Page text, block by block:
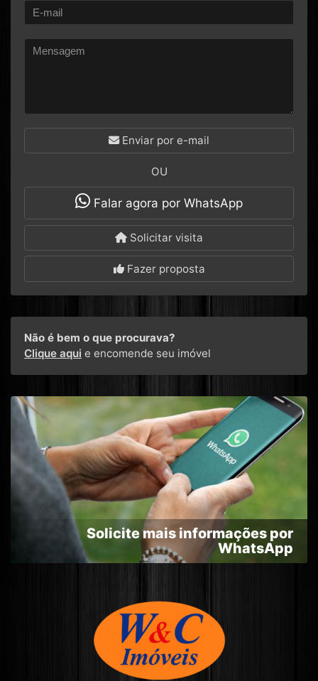
Enviar por e-mail
OU
Falar agora por WhatsApp
Solicitar visita
Fazer proposta
Não é bem o que procurava?
Clique aqui e encomende seu imóvel
Solicite mais informações por
WhatsApp